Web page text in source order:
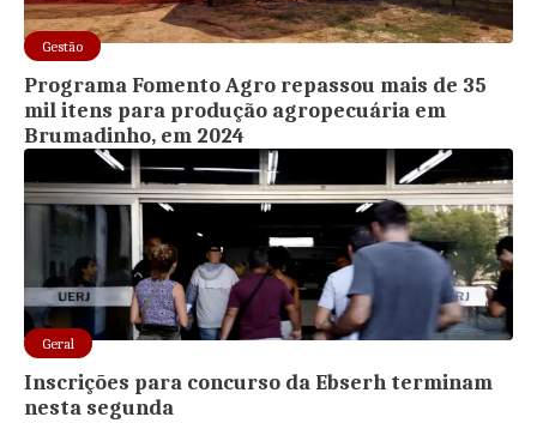
Gestão
Programa Fomento Agro repassou mais de 35
mil itens para produção agropecuária em
Brumadinho, em 2024
Geral
Inscrições para concurso da Ebserh terminam
nesta segunda